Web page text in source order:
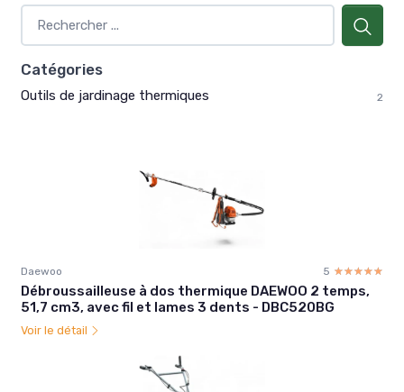
Catégories
Outils de jardinage thermiques 2
Daewoo 5 ☆☆☆☆☆
★★★★★
Débroussailleuse à dos thermique DAEWOO 2 temps,
51,7 cm3, avec fil et lames 3 dents - DBC520BG
Voir le détail